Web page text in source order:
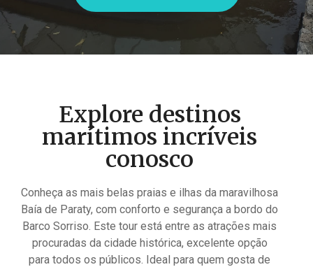
Explore destinos
marítimos incríveis
conosco
Conheça as mais belas praias e ilhas da maravilhosa
Baía de Paraty, com conforto e segurança a bordo do
Barco Sorriso. Este tour está entre as atrações mais
procuradas da cidade histórica, excelente opção
para todos os públicos. Ideal para quem gosta de